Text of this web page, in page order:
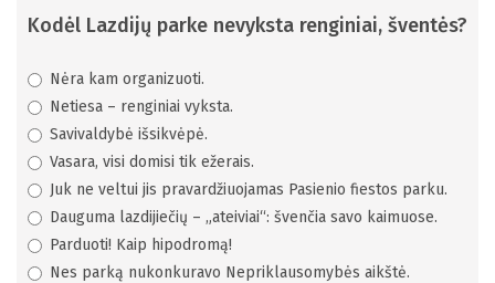
Kodėl Lazdijų parke nevyksta renginiai, šventės?
Nėra kam organizuoti.
Netiesa – renginiai vyksta.
Savivaldybė išsikvėpė.
Vasara, visi domisi tik ežerais.
Juk ne veltui jis pravardžiuojamas Pasienio fiestos parku.
Dauguma lazdijiečių – „ateiviai“: švenčia savo kaimuose.
Parduoti! Kaip hipodromą!
Nes parką nukonkuravo Nepriklausomybės aikštė.